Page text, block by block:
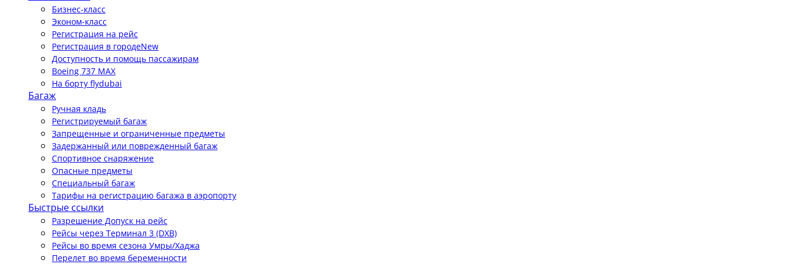
Бизнес-класс
Эконом-класс
Регистрация на рейс
Регистрация в городеNew
Доступность и помощь пассажирам
Boeing 737 MAX
На борту flydubai
Багаж
Ручная кладь
Регистрируемый багаж
Запрещенные и ограниченные предметы
Задержанный или поврежденный багаж
Спортивное снаряжение
Опасные предметы
Специальный багаж
Тарифы на регистрацию багажа в аэропорту
Быстрые ссылки
Разрешение Допуск на рейс
Рейсы через Терминал 3 (DXB)
Рейсы во время сезона Умры/Хаджа
Перелет во время беременности